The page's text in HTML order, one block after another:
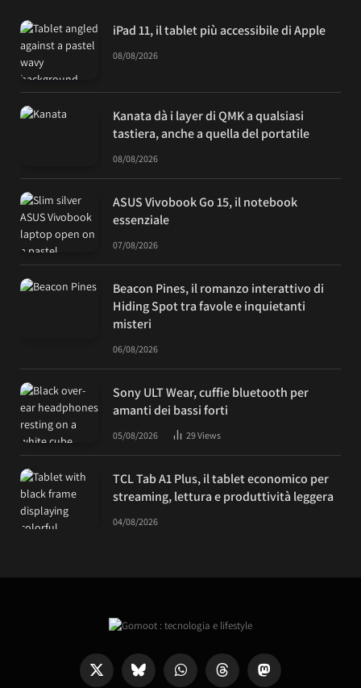
iPad 11, il tablet più accessibile di Apple
08/08/2026
Kanata dà i layer di QMK a qualsiasi
tastiera, anche a quella del portatile
08/08/2026
ASUS Vivobook Go 15, il notebook
essenziale
07/08/2026
Beacon Pines, il romanzo interattivo di
Hiding Spot tra favole e inquietanti
misteri
06/08/2026
Sony ULT Wear, cuffie bluetooth per
amanti dei bassi forti
05/08/2026 29Views
TCL Tab A1 Plus, il tablet economico per
streaming, lettura e produttività leggera
04/08/2026
X
Bluesky WhatsAppThreads Mastodon